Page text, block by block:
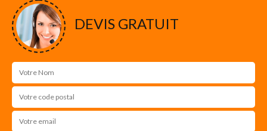
DEVIS GRATUIT